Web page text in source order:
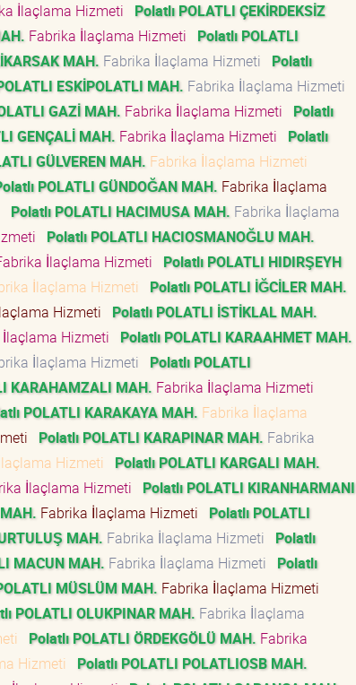
İlaçlama Hizmeti
Polatlı POLATLI ÇEKİRDEKSİZ
Fabrika İlaçlama Hizmeti
Polatlı POLATLI
MAH. Fabrika İlaçlama Hizmeti
Polatlı
ESKİPOLATLI MAH. Fabrika İlaçlama Hizmeti
GAZİ MAH. Fabrika İlaçlama Hizmeti
Polatlı
GENÇALİ MAH. Fabrika İlaçlama Hizmeti
Polatlı
GÜLVEREN MAH. Fabrika İlaçlama Hizmeti
POLATLI GÜNDOĞAN MAH. Fabrika İlaçlama
Polatlı POLATLI HACIMUSA MAH. Fabrika İlaçlama
Polatlı POLATLI HACIOSMANOĞLU MAH.
İlaçlama Hizmeti
Polatlı POLATLI HIDIRŞEYH
İlaçlama Hizmeti
Polatlı POLATLI İĞCİLER MAH.
Hizmeti
Polatlı POLATLI İSTİKLAL MAH.
Hizmeti
Polatlı POLATLI KARAAHMET MAH.
İlaçlama Hizmeti
Polatlı POLATLI
KARAHAMZALI MAH. Fabrika İlaçlama Hizmeti
POLATLI KARAKAYA MAH. Fabrika İlaçlama
Polatlı POLATLI KARAPINAR MAH. Fabrika
Hizmeti
Polatlı POLATLI KARGALI MAH.
İlaçlama Hizmeti
Polatlı POLATLI KIRANHARMANI
Fabrika İlaçlama Hizmeti
Polatlı POLATLI
MAH. Fabrika İlaçlama Hizmeti
Polatlı
MACUN MAH. Fabrika İlaçlama Hizmeti
Polatlı
MÜSLÜM MAH. Fabrika İlaçlama Hizmeti
POLATLI OLUKPINAR MAH. Fabrika İlaçlama
Polatlı POLATLI ÖRDEKGÖLÜ MAH. Fabrika
Hizmeti
Polatlı POLATLI POLATLIOSB MAH.